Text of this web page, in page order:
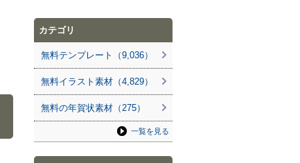
カテゴリ
無料テンプレート（9,036）
無料イラスト素材（4,829）
無料の年賀状素材（275）
一覧を見る